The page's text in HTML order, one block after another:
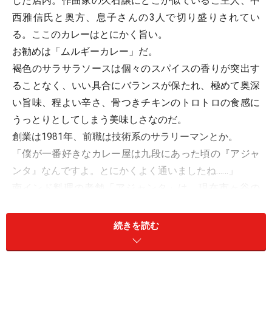
西雅信氏と奥方、息子さんの3人で切り盛りされてい
る。ここのカレーはとにかく旨い。
お勧めは「ムルギーカレー」だ。
褐色のサラサラソースは個々のスパイスの香りが突出す
ることなく、いい具合にバランスが保たれ、極めて奥深
い旨味、程よい辛さ、骨つきチキンのトロトロの食感に
うっとりとしてしまう美味しさなのだ。
創業は1981年、前職は技術系のサラリーマンとか。
「僕が一番好きなカレー屋は九段にあった頃の『アジャ
ンタ』なんですよ。とにかくよく通いましたね……」
「アジャンタ」好きだけあって、この「ムルギーカレ
続きを読む